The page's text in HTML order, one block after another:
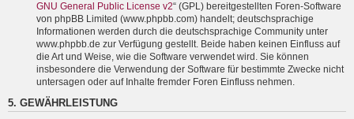
GNU General Public License v2“ (GPL) bereitgestellten Foren-Software
von phpBB Limited (www.phpbb.com) handelt; deutschsprachige
Informationen werden durch die deutschsprachige Community unter
www.phpbb.de zur Verfügung gestellt. Beide haben keinen Einfluss auf
die Art und Weise, wie die Software verwendet wird. Sie können
insbesondere die Verwendung der Software für bestimmte Zwecke nicht
untersagen oder auf Inhalte fremder Foren Einfluss nehmen.
5. GEWÄHRLEISTUNG